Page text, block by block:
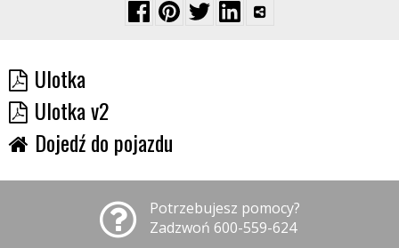
Ulotka
Ulotka v2
Dojedź do pojazdu
Potrzebujesz pomocy?
Zadzwoń 600-559-624